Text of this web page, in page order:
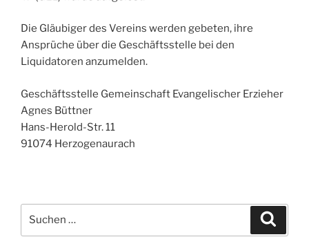
Die Gläubiger des Vereins werden gebeten, ihre
Ansprüche über die Geschäftsstelle bei den
Liquidatoren anzumelden.
Geschäftsstelle Gemeinschaft Evangelischer Erzieher
Agnes Büttner
Hans-Herold-Str. 11
91074 Herzogenaurach
nach: